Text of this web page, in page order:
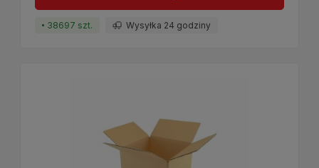
38697 szt. Wysyłka 24 godziny